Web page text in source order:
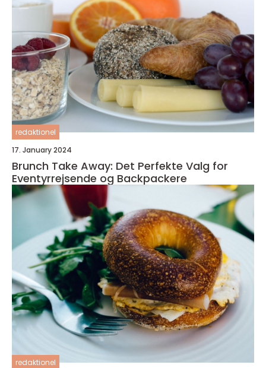
redaktionel
17. January 2024
Brunch Take Away: Det Perfekte Valg for
Eventyrrejsende og Backpackere
redaktionel